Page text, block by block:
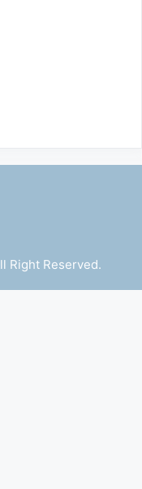
Right Reserved.